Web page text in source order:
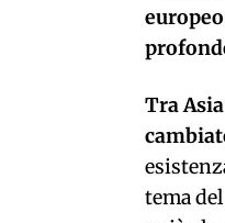
Tra
tema